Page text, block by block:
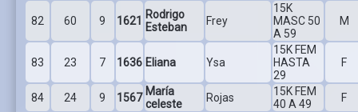
82 60 9 1621 Rodrigo
Esteban
Frey
15K
MASC 50
A 59
M
83 23 7 1636 Eliana Ysa
15K FEM
HASTA
29
F
84 24 9 1567 María
celeste
Rojas
15K FEM
40 A 49
F